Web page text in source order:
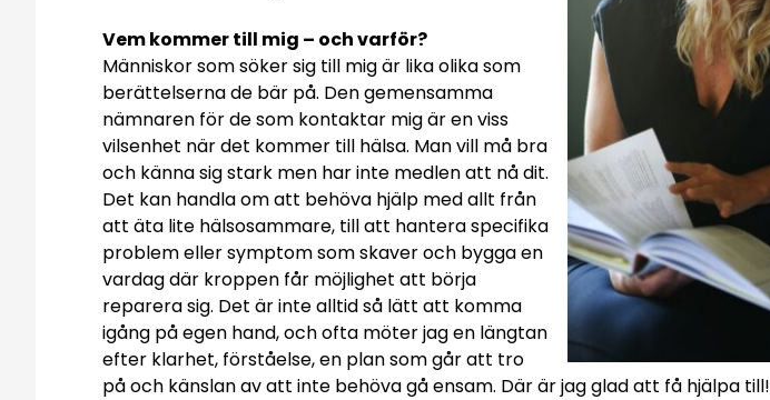
Vem kommer till mig­ – och varför?
Människor som söker sig till mig är lika olika som
berättelserna de bär på. Den gemensamma
nämnaren för de som kontaktar mig är en viss
vilsenhet när det kommer till hälsa. Man vill må bra
och känna sig stark men har inte medlen att nå dit.
Det kan handla om att behöva hjälp med allt från
att äta lite hälsosammare, till att hantera specifika
problem eller symptom som skaver och bygga en
vardag där kroppen får möjlighet att börja
reparera sig. Det är inte alltid så lätt att komma
igång på egen hand, och ofta möter jag en längtan
efter klarhet, förståelse, en plan som går att tro
på och känslan av att inte behöva gå ensam. Där är jag glad att få hjälpa till!